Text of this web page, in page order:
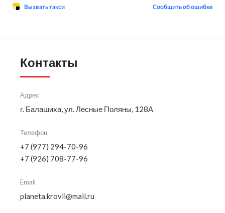
Контакты
Адрес
г. Балашиха, ул. Лесные Поляны, 128А
Телефон
+7 (977) 294-70-96
+7 (926) 708-77-96
Email
planeta.krovli@mail.ru